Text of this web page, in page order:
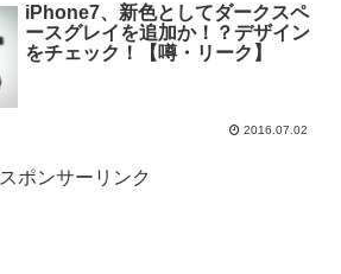
iPhone7、新色としてダークスペ
ースグレイを追加か！？デザイン
をチェック！【噂・リーク】
2016.07.02
スポンサーリンク